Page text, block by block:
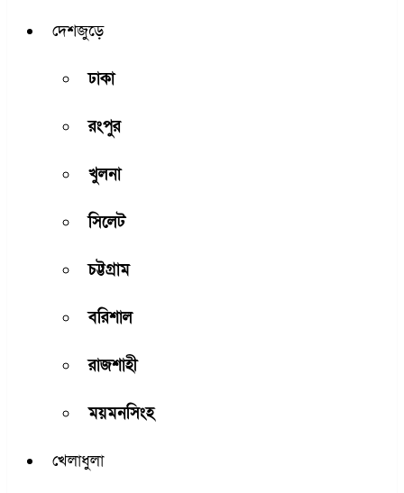
দেশজুড়ে
ঢাকা
রংপুর
খুলনা
সিলেট
চট্টগ্রাম
বরিশাল
রাজশাহী
ময়মনসিংহ
খেলাধুলা